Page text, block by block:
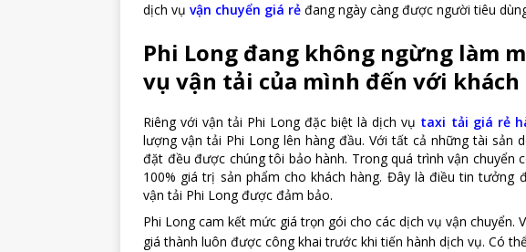
dịch vụ vận chuyển giá rẻ đang ngày càng được người tiêu
Phi Long đang không ngừng làm
vụ vận tải của mình đến với khách
Riêng với vận tải Phi Long đặc biệt là dịch vụ taxi tải giá rẻ
lượng vận tải Phi Long lên hàng đầu. Với tất cả những tài sản
đặt đều được chúng tôi bảo hành. Trong quá trình vận chuyển
100% giá trị sản phẩm cho khách hàng. Đây là điều tin tưởng
vận tải Phi Long được đảm bảo.
Phi Long cam kết mức giá trọn gói cho các dịch vụ vận chuyển.
giá thành luôn được công khai trước khi tiến hành dịch vụ. Có